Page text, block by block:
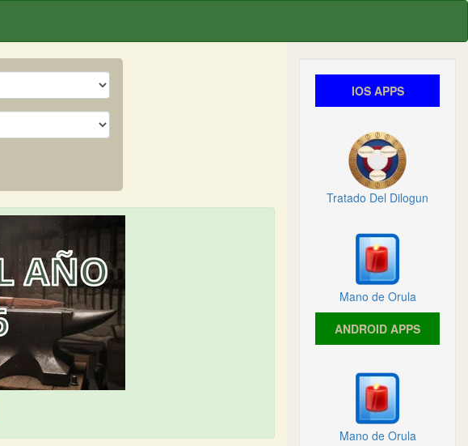
IOS APPS
Tratado Del Dilogun
Mano de Orula
ANDROID APPS
Mano de Orula